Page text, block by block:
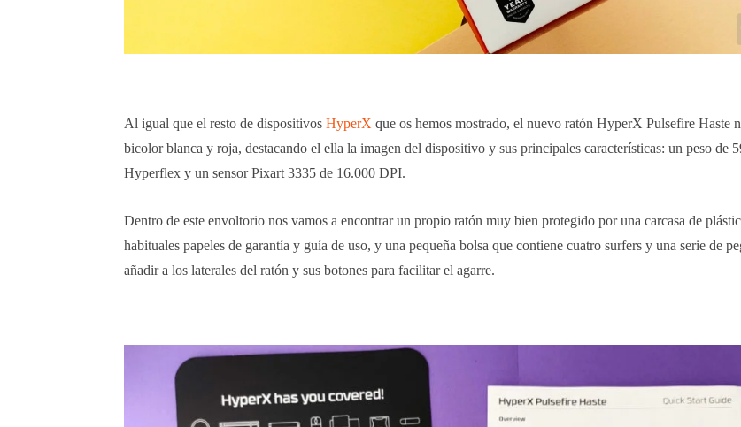
Al igual que el resto de dispositivos HyperX que os hemos mostrado, el nuevo ratón HyperX Pulsefire Haste
bicolor blanca y roja, destacando el ella la imagen del dispositivo y sus principales características: un peso de
Hyperflex y un sensor Pixart 3335 de 16.000 DPI.
Dentro de este envoltorio nos vamos a encontrar un propio ratón muy bien protegido por una carcasa de
habituales papeles de garantía y guía de uso, y una pequeña bolsa que contiene cuatro surfers y una serie de
añadir a los laterales del ratón y sus botones para facilitar el agarre.